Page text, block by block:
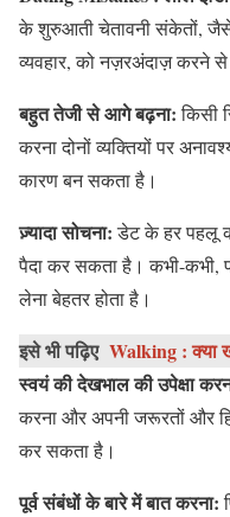
के शुरुआती चेतावनी संकेतों,
व्यवहार, को नज़रअंदाज़ करने
बहुत तेजी से आगे बढ़ना:किसी
करना दोनों व्यक्तियों पर
कारण बन सकता है।
ज़्यादा सोचना:डेट के हर पहलू
पैदा कर सकता है। कभी-कभी,
लेना बेहतर होता है।
इसे भी पढ़िए Walking : क्या
स्वयं की देखभाल की उपेक्षा
करना और अपनी जरूरतों और
कर सकता है।
पूर्व संबंधों के बारे में बात करना: